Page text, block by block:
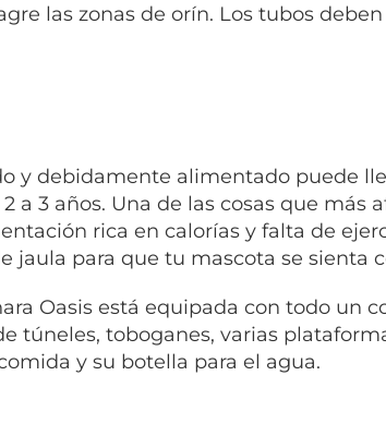
las zonas de orín. Los tubos
y debidamente alimentado puede
a 3 años. Una de las cosas que más
rica en calorías y falta de
jaula para que tu mascota se sienta
Oasis está equipada con todo un
túneles, toboganes, varias
y su botella para el agua.